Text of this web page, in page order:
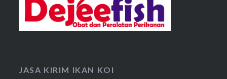
JASA KIRIM IKAN KOI